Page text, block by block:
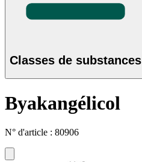
Classes de substances
Byakangélicol
N° d'article : 80906